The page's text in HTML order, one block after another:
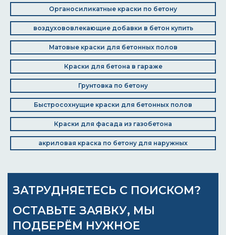
Органосиликатные краски по бетону
воздухововлекающие добавки в бетон купить
Матовые краски для бетонных полов
Краски для бетона в гараже
Грунтовка по бетону
Быстросохнущие краски для бетонных полов
Краски для фасада из газобетона
акриловая краска по бетону для наружных
ЗАТРУДНЯЕТЕСЬ С ПОИСКОМ?
ОСТАВЬТЕ ЗАЯВКУ, МЫ
ПОДБЕРЁМ НУЖНОЕ